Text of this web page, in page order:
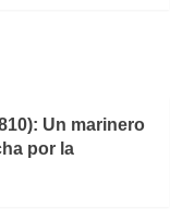
Un marinero
por la